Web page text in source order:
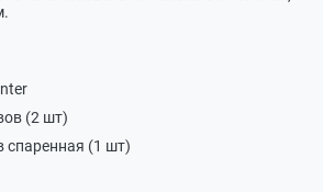
(2 шт)
(1 шт)